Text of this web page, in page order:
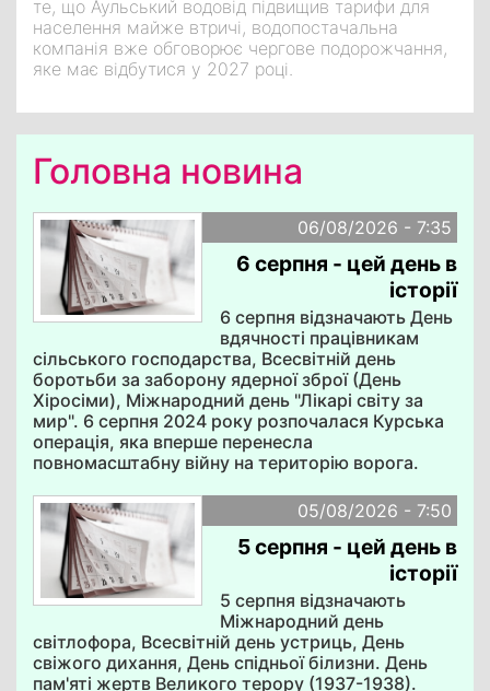
те, що Аульський водовід підвищив тарифи для
населення майже втричі, водопостачальна
компанія вже обговорює чергове подорожчання,
яке має відбутися у 2027 році.
Головна новина
06/08/2026 - 7:35
6 серпня - цей день в
історії
6 серпня відзначають День
вдячності працівникам
сільського господарства, Всесвітній день
боротьби за заборону ядерної зброї (День
Хіросіми), Міжнародний день "Лікарі світу за
мир". 6 серпня 2024 року розпочалася Курська
операція, яка вперше перенесла
повномасштабну війну на територію ворога.
05/08/2026 - 7:50
5 серпня - цей день в
історії
5 серпня відзначають
Міжнародний день
світлофора, Всесвітній день устриць, День
свіжого дихання, День спідньої білизни. День
пам'яті жертв Великого терору (1937-1938).